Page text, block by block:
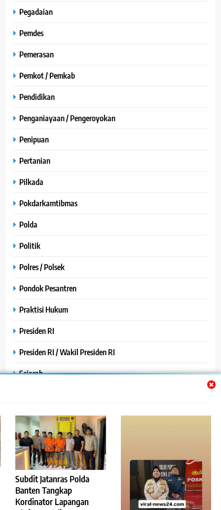
Subdit Jatanras Polda
Banten Tangkap
Kordinator Lapangan
Pegadaian
Pemdes
Pemerasan
Pemkot / Pemkab
Pendidikan
Penganiayaan / Pengeroyokan
Penipuan
Pertanian
Pilkada
Pokdarkamtibmas
Polda
Politik
Polres / Polsek
Pondok Pesantren
Praktisi Hukum
Presiden RI
Presiden RI / Wakil Presiden RI
Sejarah
SPPG /MBG
TNI AU
TNI POLRI
Uncategorized
Yayasan